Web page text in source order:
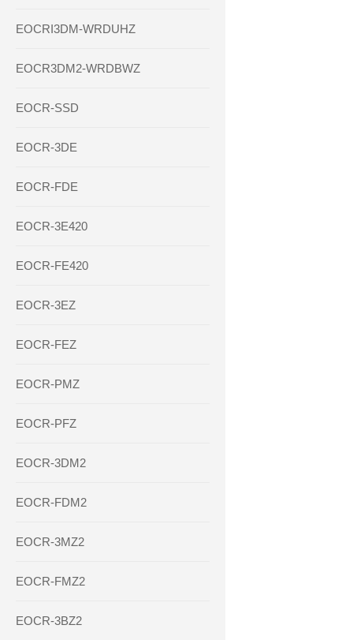
EOCRI3DM-WRDUHZ
EOCR3DM2-WRDBWZ
EOCR-SSD
EOCR-3DE
EOCR-FDE
EOCR-3E420
EOCR-FE420
EOCR-3EZ
EOCR-FEZ
EOCR-PMZ
EOCR-PFZ
EOCR-3DM2
EOCR-FDM2
EOCR-3MZ2
EOCR-FMZ2
EOCR-3BZ2